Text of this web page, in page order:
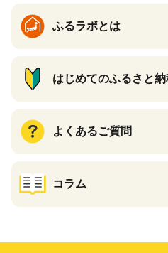
ふるラボとは
はじめてのふるさと納
よくあるご質問
コラム